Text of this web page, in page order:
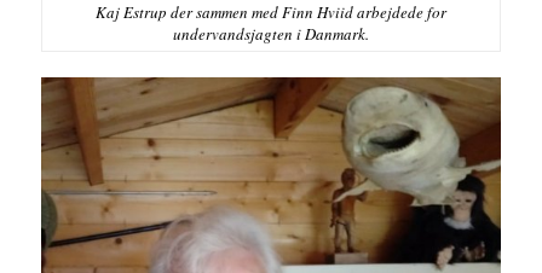
Kaj Estrup der sammen med Finn Hviid arbejdede for
undervandsjagten i Danmark.